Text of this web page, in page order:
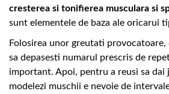
cresterea si tonifierea musculara si
sunt elementele de baza ale oricarui
Folosirea unor greutati
sa depasesti numarul prescris de
important. Apoi, pentru a reusi sa dai
modelezi muschii e nevoie de